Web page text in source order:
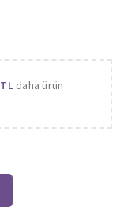
TLdaha ürün